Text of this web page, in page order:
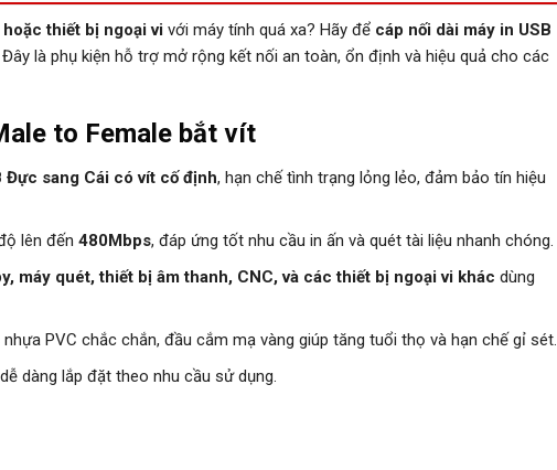
thiết bị ngoại vi với máy tính quá xa? Hãy để cáp nối dài máy in USB
là phụ kiện hỗ trợ mở rộng kết nối an toàn, ổn định và hiệu quả cho các
to Female bắt vít
Đực sang Cái có vít cố định, hạn chế tình trạng lỏng lẻo, đảm bảo tín hiệu
lên đến 480Mbps, đáp ứng tốt nhu cầu in ấn và quét tài liệu nhanh chóng.
máy quét, thiết bị âm thanh, CNC, và các thiết bị ngoại vi khác dùng
PVC chắc chắn, đầu cắm mạ vàng giúp tăng tuổi thọ và hạn chế gỉ sét.
dàng lắp đặt theo nhu cầu sử dụng.